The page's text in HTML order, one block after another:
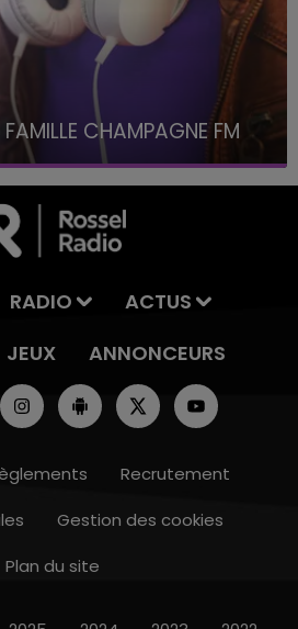
FAMILLE CHAMPAGNE FM
RADIO
ACTUS
JEUX ANNONCEURS
Recrutement
Gestion des cookies
Plan du site